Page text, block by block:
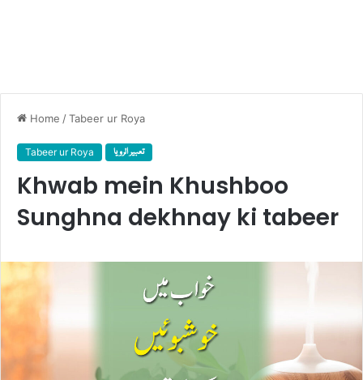
Home /Tabeer ur Roya
Tabeer ur Roya تعبیر الرویا
Khwab mein Khushboo
Sunghna dekhnay ki tabeer